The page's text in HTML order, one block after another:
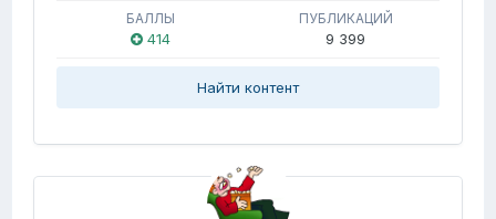
БАЛЛЫ
414
ПУБЛИКАЦИЙ
9 399
Найти контент